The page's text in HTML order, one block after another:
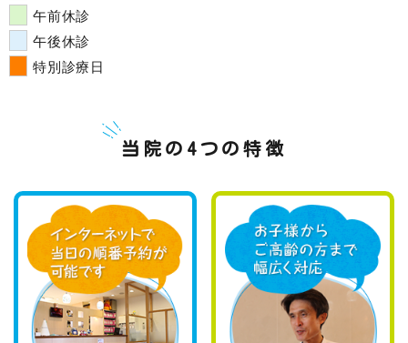
午前休診
午後休診
特別診療日
当院の4つの特徴